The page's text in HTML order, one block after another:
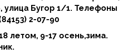
улица Бугор 1/1. Телефоны
2-07-90
летом, 9-17 осень,зима.